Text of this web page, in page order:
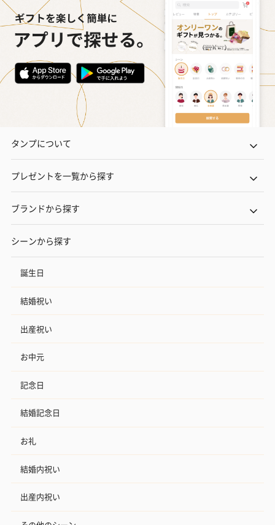
タンプについて
プレゼントを一覧から探す
ブランドから探す
シーンから探す
誕生日
結婚祝い
出産祝い
お中元
記念日
結婚記念日
お礼
結婚内祝い
出産内祝い